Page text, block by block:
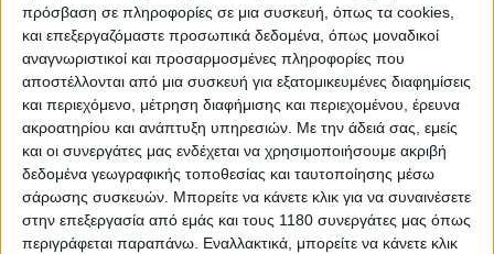
πρόσβαση σε πληροφορίες σε μια συσκευή, όπως τα cookies,
και επεξεργαζόμαστε προσωπικά δεδομένα, όπως μοναδικοί
αναγνωριστικοί και προσαρμοσμένες πληροφορίες που
αποστέλλονται από μια συσκευή για εξατομικευμένες διαφημίσεις
και περιεχόμενο, μέτρηση διαφήμισης και περιεχομένου, έρευνα
ακροατηρίου και ανάπτυξη υπηρεσιών. Με την άδειά σας, εμείς
και οι συνεργάτες μας ενδέχεται να χρησιμοποιήσουμε ακριβή
δεδομένα γεωγραφικής τοποθεσίας και ταυτοποίησης μέσω
σάρωσης συσκευών. Μπορείτε να κάνετε κλικ για να συναινέσετε
στην επεξεργασία από εμάς και τους 1180 συνεργάτες μας όπως
περιγράφεται παραπάνω. Εναλλακτικά, μπορείτε να κάνετε κλικ
Αυτή η σύμπραξη θα μπορούσε να εμπλουτιστεί με
μιαν ακόμη ικανότητα, όπως προκύπτει από πρόσφατη
κατοχύρωση ευρεσιτεχνίας της Yamaha.
Συγκεκριμένα, η προτεινόμενη τεχνολογία που
παρουσιάζεται σε αυτήν την πατέντα αφορά στη
σύνδεση του adaptive cruise control με τη μετάδοση Υ-